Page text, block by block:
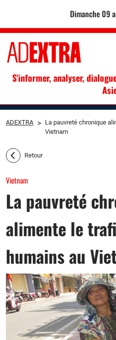
dimanche 09
S'informer, analyser,
ADEXTRA > La pauvreté chronique
Vietnam
Retour
Vietnam
La pauvreté
alimente le
humains au